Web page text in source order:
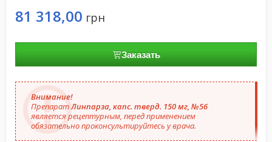
81 318,00 грн
Заказать
Внимание!
ПрепаратЛинпарза, капс. тверд. 150 мг, №56
является рецептурным, перед применением
обязательно проконсультируйтесь у врача.